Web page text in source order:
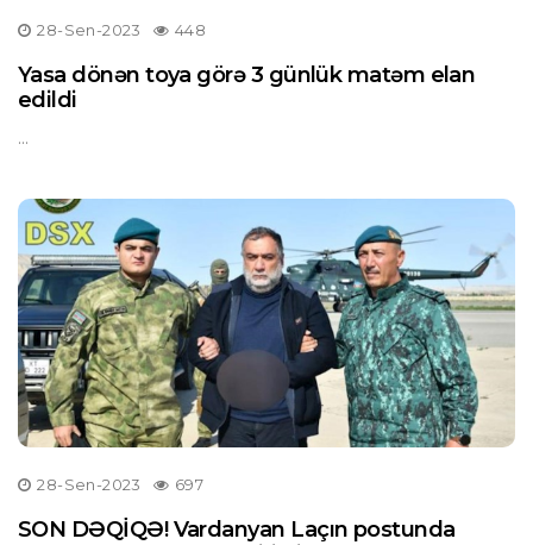
28-Sen-2023 448
Yasa dönən toya görə 3 günlük matəm elan
edildi
...
28-Sen-2023 697
SON DƏQİQƏ! Vardanyan Laçın postunda